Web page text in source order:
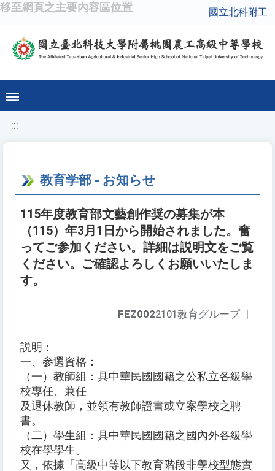
移至網頁之主要內容區位置 國立北科附工
:::
教育学部 - お知らせ
115年度教育部文藝創作奨の募集が本
（115）年3月1日から開始されました。奮
ってご参加ください。詳細は説明文をご覧
ください。ご確認よろしくお願いいたしま
す。
FEZ0022101教育グループ |
説明：
一、参選資格：
（一）教師組：具中華民國國籍之公私立各級學
校專任、兼任
及退休教師，並領有教師證書或立案學校之聘
書。
（二）學生組：具中華民國國籍之國內外各級學
校在學學生。
又，依據「高級中等以下教育階段非學校型態實